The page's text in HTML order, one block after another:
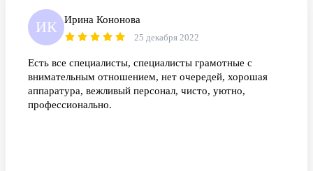
ИК Ирина Кононова
25 декабря 2022
Есть все специалисты, специалисты грамотные с
внимательным отношением, нет очередей, хорошая
аппаратура, вежливый персонал, чисто, уютно,
профессионально.